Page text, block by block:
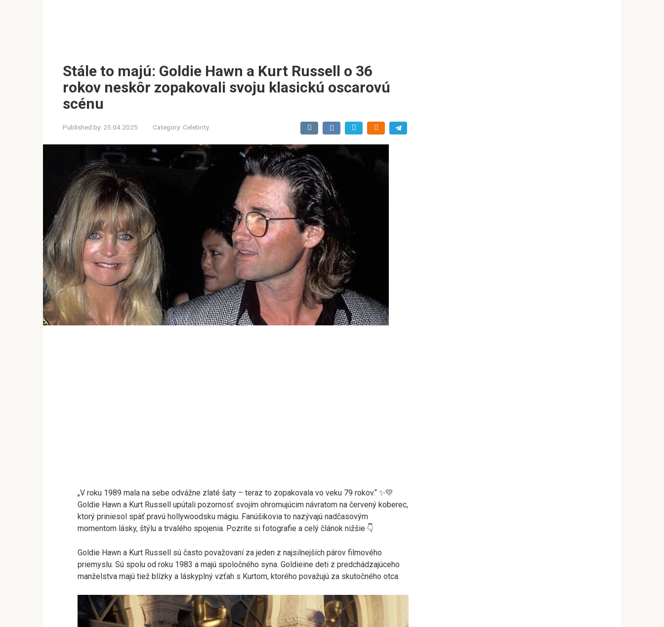
Stále to majú: Goldie Hawn a Kurt Russell o 36
rokov neskôr zopakovali svoju klasickú oscarovú
scénu
Published by: 25.04.2025 Category: Celebrity
„V roku 1989 mala na sebe odvážne zlaté šaty – teraz to zopakovala vo veku 79 rokov.“ ✨💛
Goldie Hawn a Kurt Russell upútali pozornosť svojím ohromujúcim návratom na červený koberec,
ktorý priniesol späť pravú hollywoodsku mágiu. Fanúšikovia to nazývajú nadčasovým
momentom lásky, štýlu a trvalého spojenia. Pozrite si fotografie a celý článok nižšie 👇
Goldie Hawn a Kurt Russell sú často považovaní za jeden z najsilnejších párov filmového
priemyslu. Sú spolu od roku 1983 a majú spoločného syna. Goldieine deti z predchádzajúceho
manželstva majú tiež blízky a láskyplný vzťah s Kurtom, ktorého považujú za skutočného otca.